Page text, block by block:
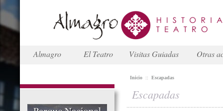
Almagro El Teatro Visitas Guiadas Otras
Inicio :: Escapadas
Escapadas